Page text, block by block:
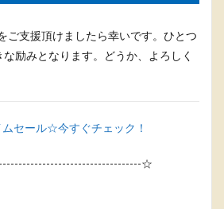
ご支援頂けましたら幸いです。ひとつ
励みとなります。どうか、よろしく
セール☆今すぐチェック！
☆